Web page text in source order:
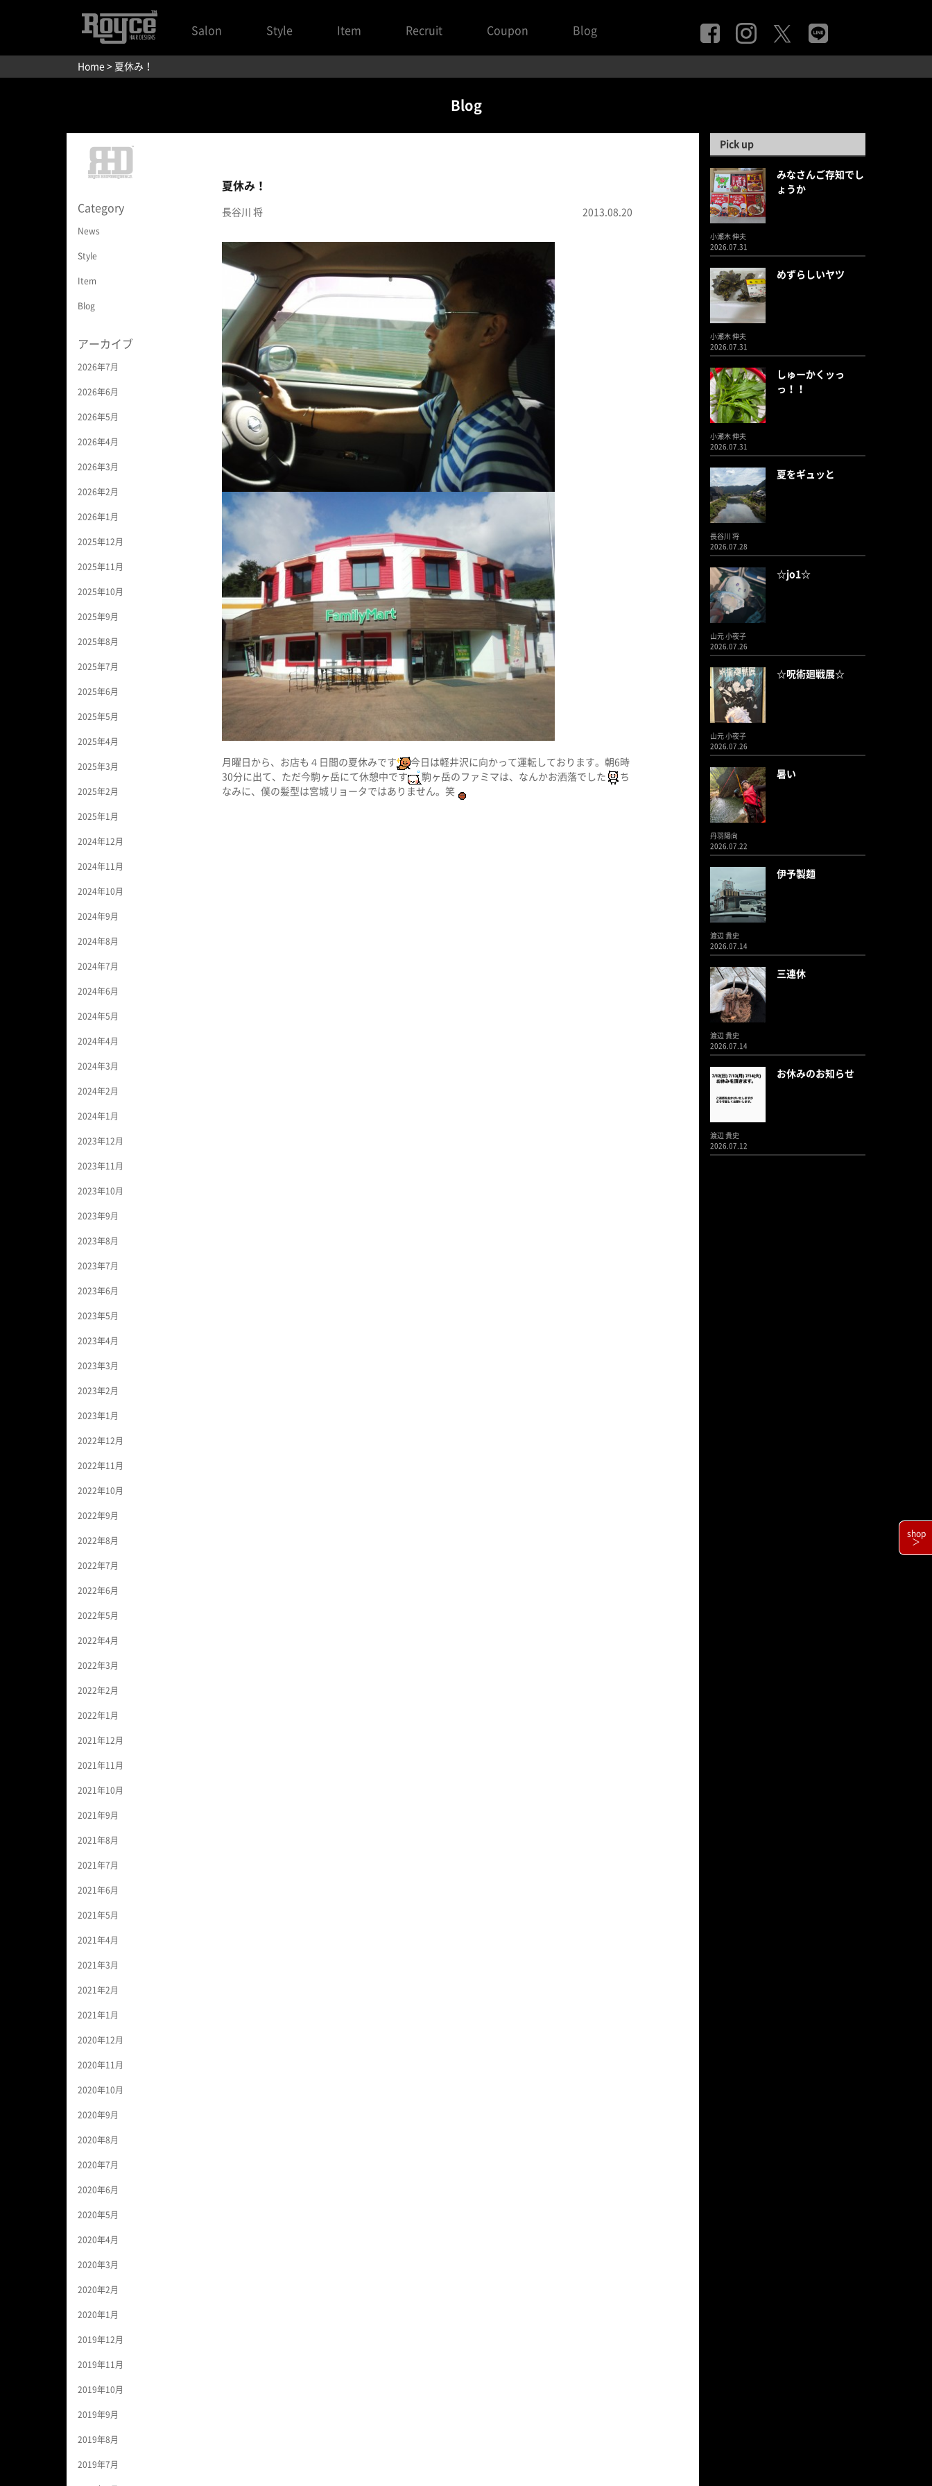
Salon Style Item Recruit Coupon Blog
Home > 夏休み！
Blog
Category
News
Style
Item
Blog
アーカイブ
2026年7月
2026年6月
2026年5月
2026年4月
2026年3月
2026年2月
2026年1月
2025年12月
2025年11月
2025年10月
2025年9月
2025年8月
2025年7月
2025年6月
2025年5月
2025年4月
2025年3月
2025年2月
2025年1月
2024年12月
2024年11月
2024年10月
2024年9月
2024年8月
2024年7月
2024年6月
2024年5月
2024年4月
2024年3月
2024年2月
2024年1月
2023年12月
2023年11月
2023年10月
2023年9月
2023年8月
2023年7月
2023年6月
2023年5月
2023年4月
2023年3月
2023年2月
2023年1月
2022年12月
2022年11月
2022年10月
2022年9月
2022年8月
2022年7月
2022年6月
2022年5月
2022年4月
2022年3月
2022年2月
2022年1月
2021年12月
2021年11月
2021年10月
2021年9月
2021年8月
2021年7月
2021年6月
2021年5月
2021年4月
2021年3月
2021年2月
2021年1月
2020年12月
2020年11月
2020年10月
2020年9月
2020年8月
2020年7月
2020年6月
2020年5月
2020年4月
2020年3月
2020年2月
2020年1月
2019年12月
2019年11月
2019年10月
2019年9月
2019年8月
2019年7月
夏休み！
長谷川 将 2013.08.20
月曜日から、お店も４日間の夏休みです
今日は軽井沢に向かって運転しております。朝6時
30分に出て、ただ今駒ヶ岳にて休憩中です
駒ヶ岳のファミマは、なんかお洒落でした
ち
なみに、僕の髪型は宮城リョータではありません。笑
Pick up
みなさんご存知でし
ょうか
小瀬木 伸夫
2026.07.31
めずらしいヤツ
小瀬木 伸夫
2026.07.31
しゅーかくッっ
っ！！
小瀬木 伸夫
2026.07.31
夏をギュッと
長谷川 将
2026.07.28
☆jo1☆
山元 小夜子
2026.07.26
☆呪術廻戦展☆
山元 小夜子
2026.07.26
暑い
丹羽陽向
2026.07.22
伊予製麺
渡辺 貴史
2026.07.14
三連休
渡辺 貴史
2026.07.14
お休みのお知らせ
渡辺 貴史
2026.07.12
shop
＞